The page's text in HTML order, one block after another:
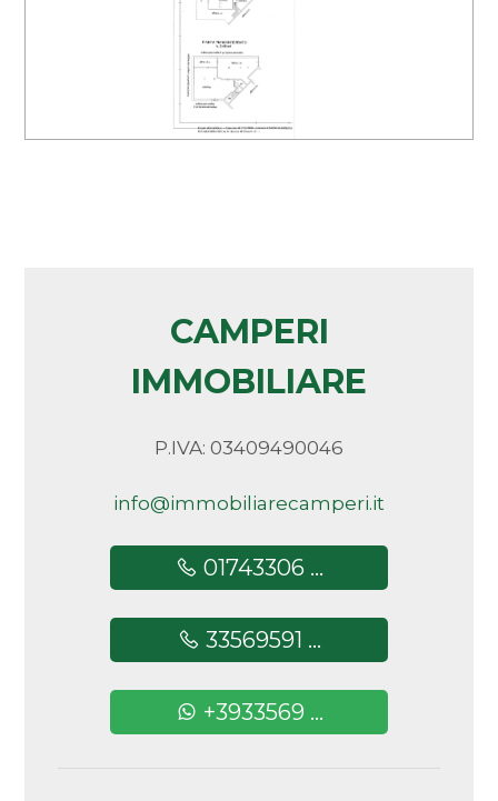
Uffici postali
Centri commerciali
Uffici comunali
CAMPERI
IMMOBILIARE
P.IVA: 03409490046
info@immobiliarecamperi.it
01743306 ...
33569591 ...
+3933569 ...
Nuova costruzione